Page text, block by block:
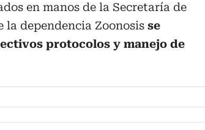
en manos de la Secretaría de
la dependencia Zoonosis se
protocolos y manejo de